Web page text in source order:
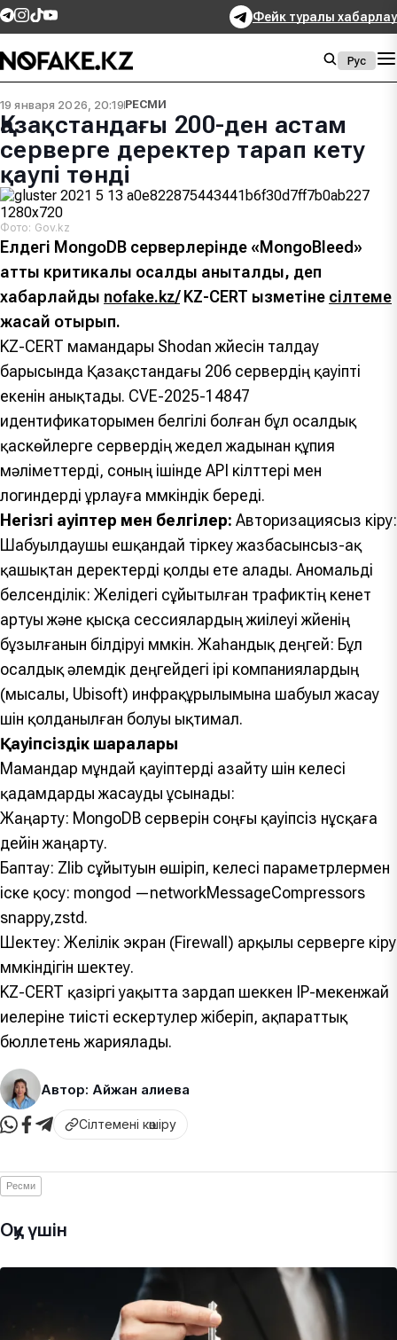
Фейк туралы хабарлау
Рус
19 января 2026, 20:19РЕСМИ
Қазақстандағы 200-ден астам
серверге деректер тарап кету
қаупі төнді
Фото: Gov.kz
Елдегі MongoDB серверлерінде «MongoBleed»
атты критикалық осалдық анықталды, деп
хабарлайды nofake.kz/KZ-CERT қызметіне сілтеме
жасай отырып.
KZ-CERT мамандары Shodan жүйесін талдау
барысында Қазақстандағы 206 сервердің қауіпті
екенін анықтады. CVE-2025-14847
идентификаторымен белгілі болған бұл осалдық
қаскөйлерге сервердің жедел жадынан құпия
мәліметтерді, соның ішінде API кілттері мен
логиндерді ұрлауға мүмкіндік береді.
Негізгі қауіптер мен белгілер: Авторизациясыз кіру:
Шабуылдаушы ешқандай тіркеу жазбасынсыз-ақ
қашықтан деректерді қолды ете алады. Аномальді
белсенділік: Желідегі сұйытылған трафиктің кенет
артуы және қысқа сессиялардың жиілеуі жүйенің
бұзылғанын білдіруі мүмкін. Жаһандық деңгей: Бұл
осалдық әлемдік деңгейдегі ірі компаниялардың
(мысалы, Ubisoft) инфрақұрылымына шабуыл жасау
үшін қолданылған болуы ықтимал.
Қауіпсіздік шаралары
Мамандар мұндай қауіптерді азайту үшін келесі
қадамдарды жасауды ұсынады:
Жаңарту: MongoDB серверін соңғы қауіпсіз нұсқаға
дейін жаңарту.
Баптау: Zlib сұйытуын өшіріп, келесі параметрлермен
іске қосу: mongod —networkMessageCompressors
snappy,zstd.
Шектеу: Желілік экран (Firewall) арқылы серверге кіру
мүмкіндігін шектеу.
KZ-CERT қазіргі уақытта зардап шеккен IP-мекенжай
иелеріне тиісті ескертулер жіберіп, ақпараттық
бюллетень жариялады.
Автор: Айжан Қалиева
Сілтемені көшіру
Ресми
Оқу үшін